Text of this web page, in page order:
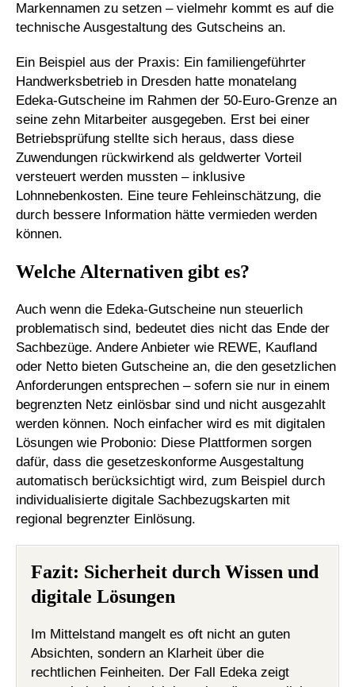
Markennamen zu setzen – vielmehr kommt es auf die
technische Ausgestaltung des Gutscheins an.
Ein Beispiel aus der Praxis: Ein familiengeführter
Handwerksbetrieb in Dresden hatte monatelang
Edeka-Gutscheine im Rahmen der 50-Euro-Grenze an
seine zehn Mitarbeiter ausgegeben. Erst bei einer
Betriebsprüfung stellte sich heraus, dass diese
Zuwendungen rückwirkend als geldwerter Vorteil
versteuert werden mussten – inklusive
Lohnnebenkosten. Eine teure Fehleinschätzung, die
durch bessere Information hätte vermieden werden
können.
Welche Alternativen gibt es?
Auch wenn die Edeka-Gutscheine nun steuerlich
problematisch sind, bedeutet dies nicht das Ende der
Sachbezüge. Andere Anbieter wie REWE, Kaufland
oder Netto bieten Gutscheine an, die den gesetzlichen
Anforderungen entsprechen – sofern sie nur in einem
begrenzten Netz einlösbar sind und nicht ausgezahlt
werden können. Noch einfacher wird es mit digitalen
Lösungen wie Probonio: Diese Plattformen sorgen
dafür, dass die gesetzeskonforme Ausgestaltung
automatisch berücksichtigt wird, zum Beispiel durch
individualisierte digitale Sachbezugskarten mit
regional begrenzter Einlösung.
Fazit: Sicherheit durch Wissen und
digitale Lösungen
Im Mittelstand mangelt es oft nicht an guten
Absichten, sondern an Klarheit über die
rechtlichen Feinheiten. Der Fall Edeka zeigt